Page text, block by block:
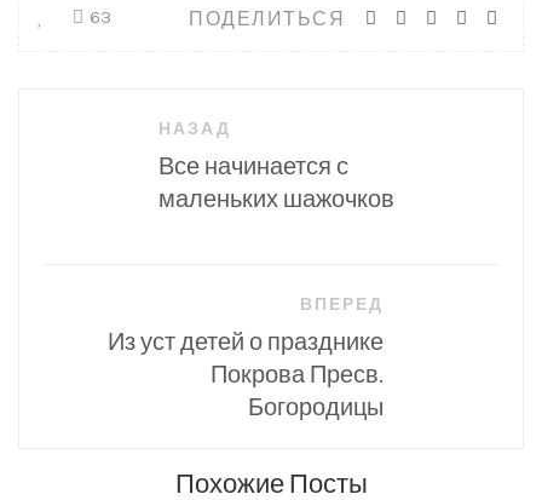
ПОДЕЛИТЬСЯ
63
НАЗАД
Все начинается с
маленьких шажочков
ВПЕРЕД
Из уст детей о празднике
Покрова Пресв.
Богородицы
Похожие Посты